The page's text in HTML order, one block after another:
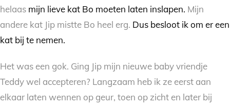
helaas mijn lieve kat Bo moeten laten inslapen. Mijn
andere kat Jip mistte Bo heel erg. Dus besloot ik om er een
kat bij te nemen.
Het was een gok. Ging Jip mijn nieuwe baby vriendje
Teddy wel accepteren? Langzaam heb ik ze eerst aan
elkaar laten wennen op geur, toen op zicht en later bij